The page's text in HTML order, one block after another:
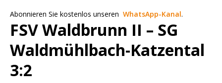
Abonnieren Sie kostenlos unseren WhatsApp-Kanal.
FSV Waldbrunn II – SG
Waldmühlbach-Katzental
3:2